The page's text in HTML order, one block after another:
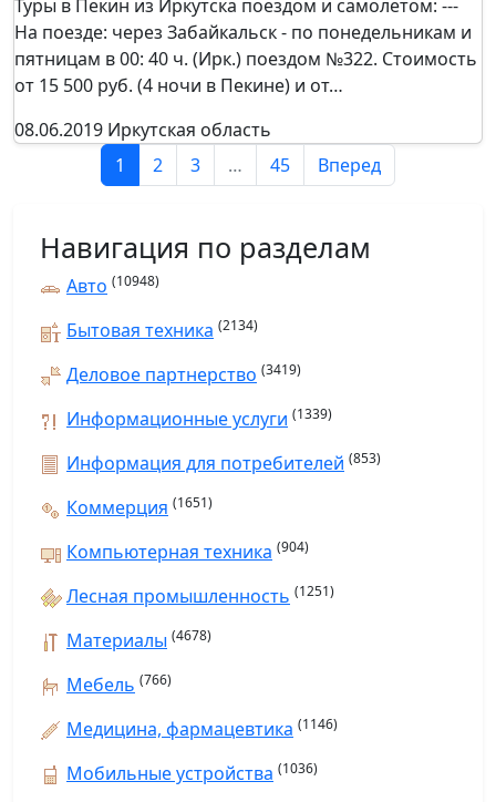
Туры в Пекин из Иркутска поездом и самолетом: ---
На поезде: через Забайкальск - по понедельникам и
пятницам в 00: 40 ч. (Ирк.) поездом №322. Стоимость
от 15 500 руб. (4 ночи в Пекине) и от…
08.06.2019 Иркутская область
1
2 3 … 45 Вперед
Навигация по разделам
Авто (10948)
Бытовая техника (2134)
Деловое партнерство (3419)
Информационные услуги (1339)
Информация для потребителей (853)
Коммерция (1651)
Компьютерная техника (904)
Лесная промышленность (1251)
Материалы (4678)
Мебель (766)
Медицина, фармацевтика (1146)
Мобильные устройства (1036)